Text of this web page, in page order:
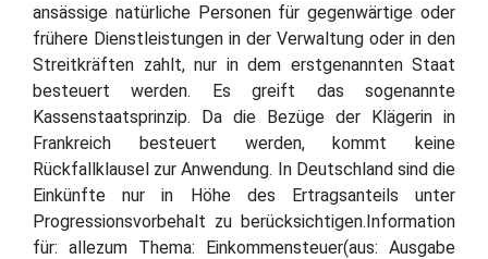
ansässige natürliche Personen für gegenwärtige oder
frühere Dienstleistungen in der Verwaltung oder in den
Streitkräften zahlt, nur in dem erstgenannten Staat
besteuert werden. Es greift das sogenannte
Kassenstaatsprinzip. Da die Bezüge der Klägerin in
Frankreich besteuert werden, kommt keine
Rückfallklausel zur Anwendung. In Deutschland sind die
Einkünfte nur in Höhe des Ertragsanteils unter
Progressionsvorbehalt zu berücksichtigen.Information
für: allezum Thema: Einkommensteuer(aus: Ausgabe